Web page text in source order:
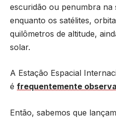
escuridão ou penumbra
enquanto os satélites,
quilômetros de altitude,
solar.
A Estação Espacial
é frequentemente
Então, sabemos que